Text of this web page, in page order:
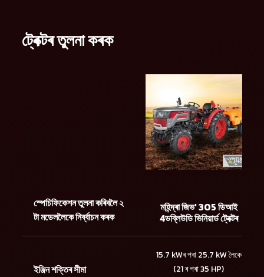
ট্ৰেক্টৰ তুলনা কৰক
স্পেচিফিকেশন তুলনা কৰিবলৈ ২
টা মডেললৈকে নিৰ্ব্বাচন কৰক
মহিন্দ্ৰা জিভ' 305 ডিআই
4ডব্লিউডি ভিনিয়াৰ্ড ট্ৰেক্টৰ
ইঞ্জিন শক্তিৰ সীমা
15.7 kWৰ পৰা 25.7 kW লৈকে
(21 ৰ পৰা 35 HP)